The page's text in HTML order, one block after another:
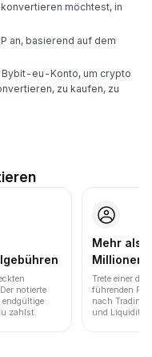
möchtest, in
an, basierend auf dem
eu-Konto, um crypto
zu kaufen, zu
notierte
endgültige
zahlst.
Mehr als
Millionen
Trete einer der
führenden
nach Trading-
und Liquidität